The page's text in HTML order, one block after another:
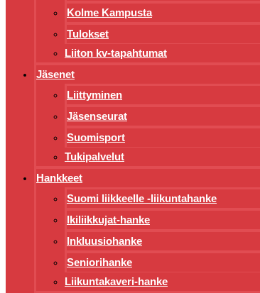
Kolme Kampusta
Tulokset
Liiton kv-tapahtumat
Jäsenet
Liittyminen
Jäsenseurat
Suomisport
Tukipalvelut
Hankkeet
Suomi liikkeelle -liikuntahanke
Ikiliikkujat-hanke
Inkluusiohanke
Seniorihanke
Liikuntakaveri-hanke